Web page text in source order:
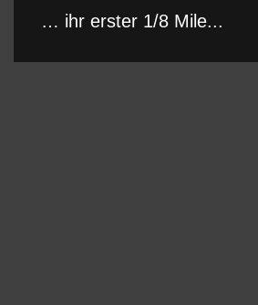
… ihr erster 1/8 Mile...